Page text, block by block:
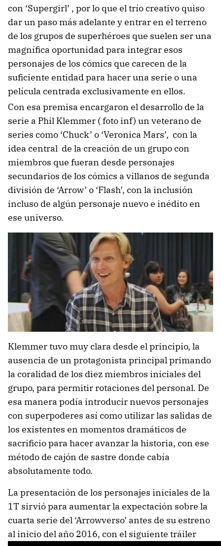
con ‘Supergirl’ , por lo que el trío creativo quiso
dar un paso más adelante y entrar en el terreno
de los grupos de superhéroes que suelen ser una
magnífica oportunidad para integrar esos
personajes de los cómics que carecen de la
suficiente entidad para hacer una serie o una
película centrada exclusivamente en ellos.
Con esa premisa encargaron el desarrollo de la
serie a Phil Klemmer ( foto inf) un veterano de
series como ‘Chuck’ o ‘Veronica Mars’, con la
idea central de la creación de un grupo con
miembros que fueran desde personajes
secundarios de los cómics a villanos de segunda
división de ‘Arrow’ o ‘Flash’, con la inclusión
incluso de algún personaje nuevo e inédito en
ese universo.
Klemmer tuvo muy clara desde el principio, la
ausencia de un protagonista principal primando
la coralidad de los diez miembros iniciales del
grupo, para permitir rotaciones del personal. De
esa manera podía introducir nuevos personajes
con superpoderes así como utilizar las salidas de
los existentes en momentos dramáticos de
sacrificio para hacer avanzar la historia, con ese
método de cajón de sastre donde cabía
absolutamente todo.
La presentación de los personajes iniciales de la
1T sirvió para aumentar la expectación sobre la
cuarta serie del ‘Arrowverso’ antes de su estreno
al inicio del año 2016, con el siguiente tráiler